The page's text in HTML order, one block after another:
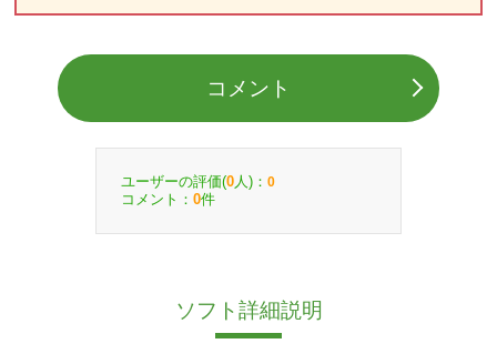
コメント
ユーザーの評価(0 人)： 0
コメント： 0件
ソフト詳細説明